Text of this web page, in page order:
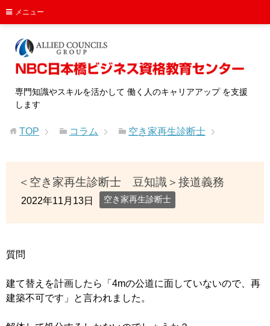
専門知識やスキルを活かして 働く人のキャリアアップ を支援
します
メニュー
TOP コラム 空き家再生診断士
＜空き家再生診断士 豆知識＞接道義務
2022年11月13日 空き家再生診断士
質問
建て替えを計画したら「4mの公道に面していないので、再
建築不可です」と言われました。